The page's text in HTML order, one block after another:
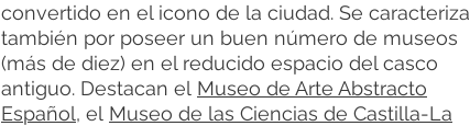
convertido en el icono de la ciudad. Se caracteriza
también por poseer un buen número de museos
(más de diez) en el reducido espacio del casco
antiguo. Destacan el Museo de Arte Abstracto
Español, el Museo de las Ciencias de Castilla-La